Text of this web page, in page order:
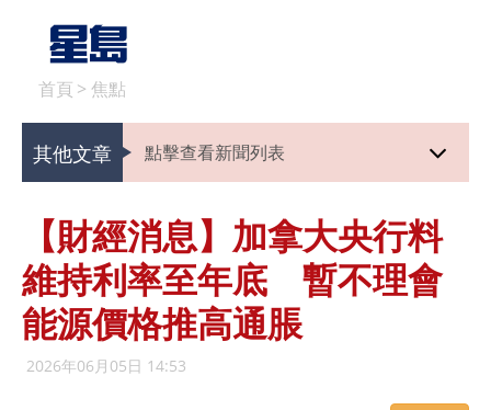
首頁 > 焦點
其他文章 點擊查看新聞列表
【財經消息】加拿大央行料
維持利率至年底 暫不理會
能源價格推高通脹
2026年06月05日 14:53